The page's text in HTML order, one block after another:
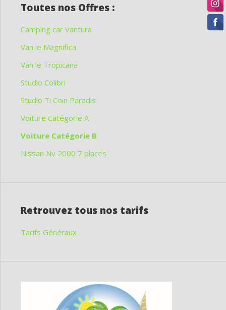
Toutes nos Offres :
Camping car Vantura
Van le Magnifica
Van le Tropicana
Studio Colibri
Studio Ti Coin Paradis
Voiture Catégorie A
Voiture Catégorie B
Nissan Nv 2000 7 places
Retrouvez tous nos tarifs
Tarifs Généraux